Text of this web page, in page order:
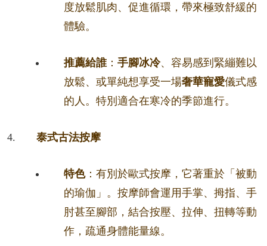
度放鬆肌肉、促進循環，帶來極致舒緩的
體驗。
推薦給誰： 手腳冰冷、容易感到緊繃難以
放鬆、或單純想享受一場奢華寵愛儀式感
的人。特別適合在寒冷的季節進行。
泰式古法按摩
特色：有別於歐式按摩，它著重於「被動
的瑜伽」。按摩師會運用手掌、拇指、手
肘甚至腳部，結合按壓、拉伸、扭轉等動
作，疏通身體能量線。